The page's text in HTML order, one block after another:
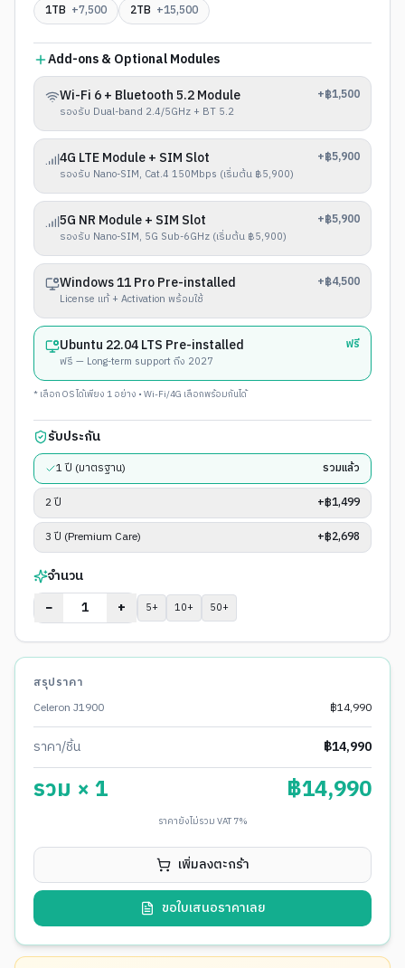
1TB +7,500 2TB +15,500
Add-ons & Optional Modules
Wi-Fi 6 + Bluetooth 5.2 Module
รองรับ Dual-band 2.4/5GHz + BT 5.2
+฿1,500
4G LTE Module + SIM Slot
รองรับ Nano-SIM, Cat.4 150Mbps (เริ่มต้น ฿5,900)
+฿5,900
5G NR Module + SIM Slot
รองรับ Nano-SIM, 5G Sub-6GHz (เริ่มต้น ฿5,900)
+฿5,900
Windows 11 Pro Pre-installed
License แท้ + Activation พร้อมใช้
+฿4,500
Ubuntu 22.04 LTS Pre-installed
ฟรี — Long-term support ถึง 2027
ฟรี
* เลือก OS ได้เพียง 1 อย่าง • Wi-Fi/4G เลือกพร้อมกันได้
รับประกัน
1 ปี (มาตรฐาน)
รวมแล้ว
2 ปี
+฿1,499
3 ปี (Premium Care)
+฿2,698
จำนวน
−
+ 5+ 10+ 50+
สรุปราคา
Celeron J1900
฿14,990
ราคา/ชิ้น ฿14,990
รวม ×1 ฿14,990
ราคายังไม่รวม VAT 7%
เพิ่มลงตะกร้า
ขอใบเสนอราคาเลย